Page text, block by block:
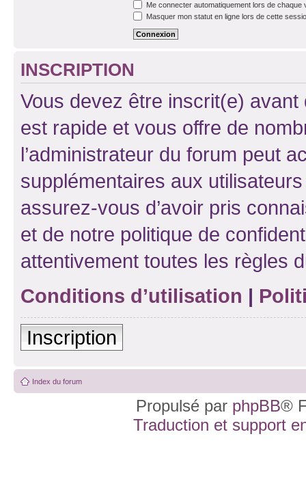
Me connecter automatiquement lors de chaque
Masquer mon statut en ligne lors de cette
INSCRIPTION
Vous devez être inscrit(e) avant
est rapide et vous offre de
l’administrateur du forum peut
supplémentaires aux
assurez-vous d’avoir pris
et de notre politique de
attentivement toutes les règles
Conditions d’utilisation |
Inscription
Index du forum
Propulsé par phpBB®
Traduction et support